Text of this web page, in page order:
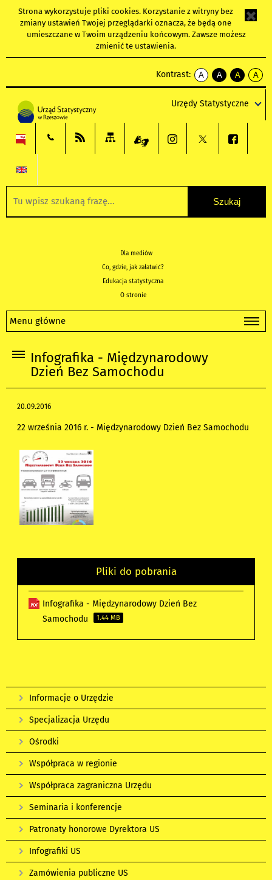
Strona wykorzystuje pliki cookies. Korzystanie z witryny bez
zmiany ustawień Twojej przeglądarki oznacza, że będą one
umieszczane w Twoim urządzeniu końcowym. Zawsze możesz
zmienić te ustawienia.
Kontrast:
A
kontrast
A
kontrast
tekst
czarnym
A
kontrast
tekst
czarnym
A
tekst
żółtym
Urzędy Statystyczne
Dla mediów
Co, gdzie, jak załatwić?
Edukacja statystyczna
O stronie
Menu główne
Infografika - Międzynarodowy
Dzień Bez Samochodu
20.09.2016
22 września 2016 r. - Międzynarodowy Dzień Bez Samochodu
Pliki do pobrania
Infografika - Międzynarodowy Dzień Bez
Samochodu
1.44 MB
Informacje o Urzędzie
Specjalizacja Urzędu
Ośrodki
Współpraca w regionie
Współpraca zagraniczna Urzędu
Seminaria i konferencje
Patronaty honorowe Dyrektora US
Infografiki US
Zamówienia publiczne US